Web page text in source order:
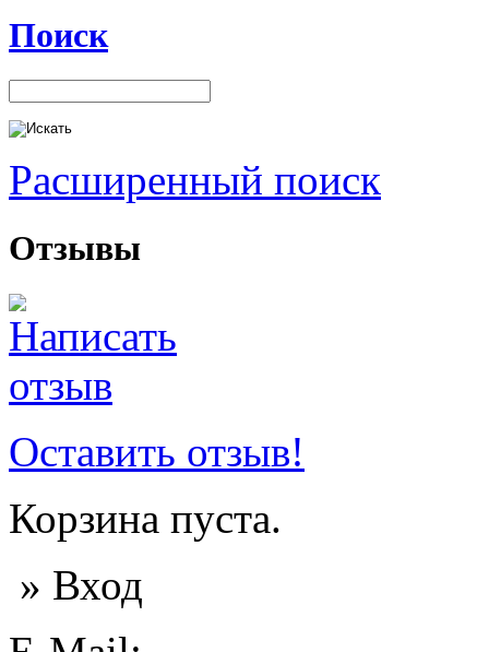
Поиск
Расширенный поиск
Отзывы
Оставить отзыв!
Корзина пуста.
» Вход